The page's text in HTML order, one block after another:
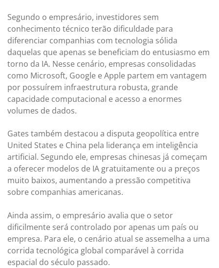
Segundo o empresário, investidores sem
conhecimento técnico terão dificuldade para
diferenciar companhias com tecnologia sólida
daquelas que apenas se beneficiam do entusiasmo em
torno da IA. Nesse cenário, empresas consolidadas
como Microsoft, Google e Apple partem em vantagem
por possuírem infraestrutura robusta, grande
capacidade computacional e acesso a enormes
volumes de dados.
Gates também destacou a disputa geopolítica entre
United States e China pela liderança em inteligência
artificial. Segundo ele, empresas chinesas já começam
a oferecer modelos de IA gratuitamente ou a preços
muito baixos, aumentando a pressão competitiva
sobre companhias americanas.
Ainda assim, o empresário avalia que o setor
dificilmente será controlado por apenas um país ou
empresa. Para ele, o cenário atual se assemelha a uma
corrida tecnológica global comparável à corrida
espacial do século passado.